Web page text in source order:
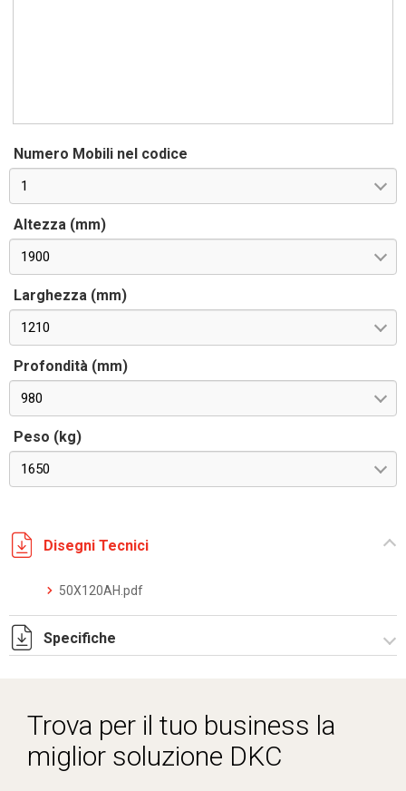
Numero Mobili nel codice
1
Altezza (mm)
1900
Larghezza (mm)
1210
Profondità (mm)
980
Peso (kg)
1650
Disegni Tecnici
50X120AH.pdf
Specifiche
Trova per il tuo business la
miglior soluzione DKC